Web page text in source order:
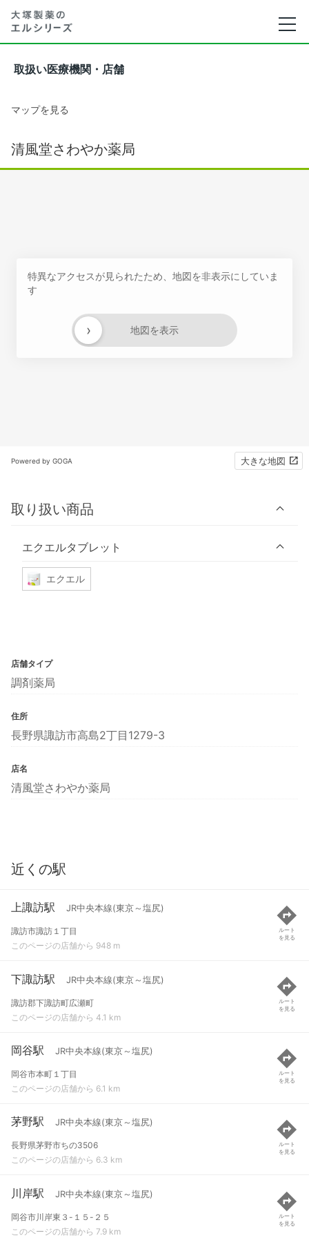
取扱い医療機関・店舗
マップを見る
清風堂さわやか薬局
特異なアクセスが見られたため、地図を非表示にしていま
す
地図を表示
›
Powered by GOGA 大きな地図
取り扱い商品
エクエルタブレット
エクエル
店舗タイプ
調剤薬局
住所
長野県諏訪市高島2丁目1279-3
店名
清風堂さわやか薬局
近くの駅
上諏訪駅 JR中央本線(東京～塩尻)
諏訪市諏訪１丁目
このページの店舗から 948 m
ルート
を見る
下諏訪駅 JR中央本線(東京～塩尻)
諏訪郡下諏訪町広瀬町
このページの店舗から 4.1 km
ルート
を見る
岡谷駅 JR中央本線(東京～塩尻)
岡谷市本町１丁目
このページの店舗から 6.1 km
ルート
を見る
茅野駅 JR中央本線(東京～塩尻)
長野県茅野市ちの3506
このページの店舗から 6.3 km
ルート
を見る
川岸駅 JR中央本線(東京～塩尻)
岡谷市川岸東３-１５-２５
このページの店舗から 7.9 km
ルート
を見る